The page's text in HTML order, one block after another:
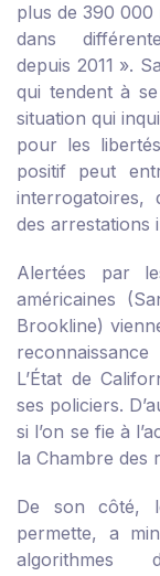
plus de 390 000
dans
depuis 2011 ».
qui tendent à
situation qui
pour les
positif peut
des arrestations
Alertées par
américaines
Brookline)
L’État de
ses policiers.
si l’on se fie à
la Chambre des
De son côté,
permette, a
algorithmes